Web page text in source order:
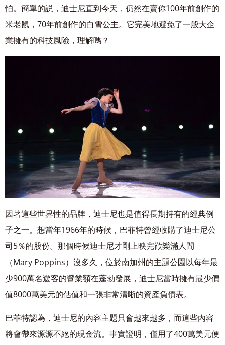
怕。簡單的説，迪士尼直到今天，仍然在賣你100年前創作的
米老鼠，70年前創作的白雪公主。它完美地避免了一般大企
業擁有的科技風險，理解嗎？
因著這些世界性的品牌，迪士尼也是值得長期持有的經典例
子之一。想當年1966年的時候， 巴菲特曾經收購了迪士尼公
司5％的股份。 那個時候迪士尼才剛上映完歡樂滿人間
（Mary Poppins）沒多久，位於南加州的主題公園以每年最
少900萬名遊客的營業額在蓬勃發展，迪士尼當時擁有最少價
值8000萬美元的估值和一張非常清晰的資產負債表。
巴菲特認為，迪士尼的內容主題只會越來越多，而這些內容
將會帶來源源不絕的現金流。事實證明，僅用了400萬美元便